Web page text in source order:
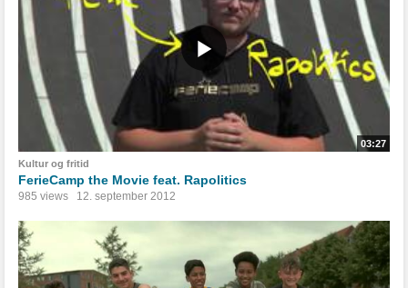
03:27
Kultur og fritid
FerieCamp the Movie feat. Rapolitics
985 views 12. september 2012